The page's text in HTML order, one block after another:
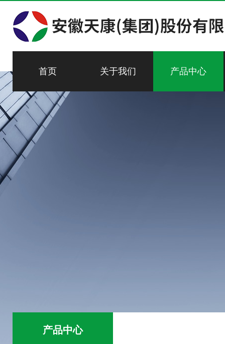
首页 关于我们 产品中心
产品中心